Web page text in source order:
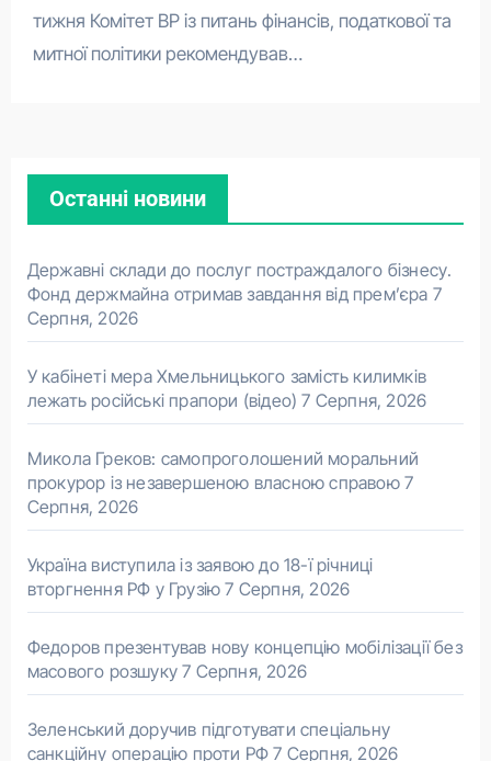
тижня Комітет ВР із питань фінансів, податкової та
митної політики рекомендував…
Останні новини
Державні склади до послуг постраждалого бізнесу.
Фонд держмайна отримав завдання від прем’єра 7
Серпня, 2026
У кабінеті мера Хмельницького замість килимків
лежать російські прапори (відео) 7 Серпня, 2026
Микола Греков: самопроголошений моральний
прокурор із незавершеною власною справою 7
Серпня, 2026
Україна виступила із заявою до 18-ї річниці
вторгнення РФ у Грузію 7 Серпня, 2026
Федоров презентував нову концепцію мобілізації без
масового розшуку 7 Серпня, 2026
Зеленський доручив підготувати спеціальну
санкційну операцію проти РФ 7 Серпня, 2026